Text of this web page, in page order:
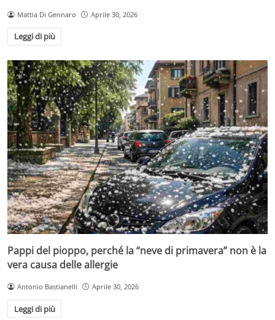
Mattia Di Gennaro Aprile 30, 2026
Leggi di più
Pappi del pioppo, perché la “neve di primavera” non è la
vera causa delle allergie
Antonio Bastianelli Aprile 30, 2026
Leggi di più